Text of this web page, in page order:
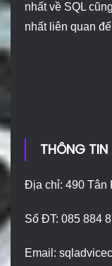
nhất về SQL
nhất liên quan
THÔNG TIN
Địa chỉ: 490 Tân
Số ĐT: 085 884
Email: